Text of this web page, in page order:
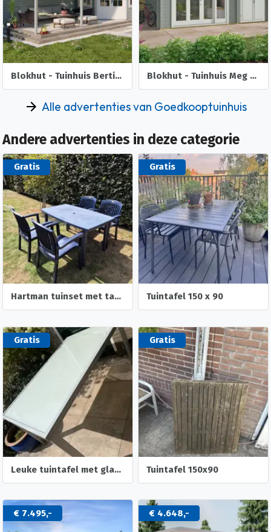
Blokhut - Tuinhuis Bertil | 44 mm | vuren onbehandeld Blokhut - Tuinhuis Meg | 44 mm | onbehandeld
Alle advertenties van Goedkooptuinhuis
Andere advertenties in deze categorie
Gratis
Hartman tuinset met tafel en 4 stoelen
Gratis
Tuintafel 150 x 90
Gratis
Leuke tuintafel met glasplaat
Gratis
Tuintafel 150x90
€ 7.495,- € 4.648,-